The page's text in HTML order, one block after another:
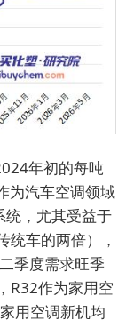
年初的每吨
为汽车空调领域
统，尤其受益于
统车的两倍），
季度需求旺季
R32作为家用空
用空调新机均